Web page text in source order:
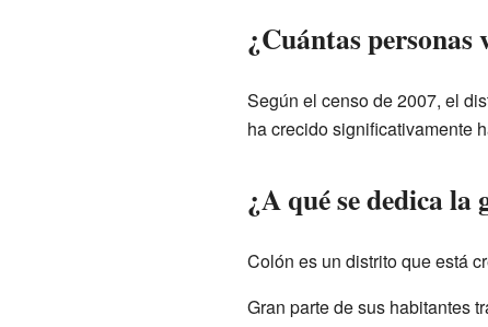
¿Cuántas personas
Según el censo de 2007, el
ha crecido significativamente
¿A qué se dedica la
Colón es un distrito que está
Gran parte de sus habitantes